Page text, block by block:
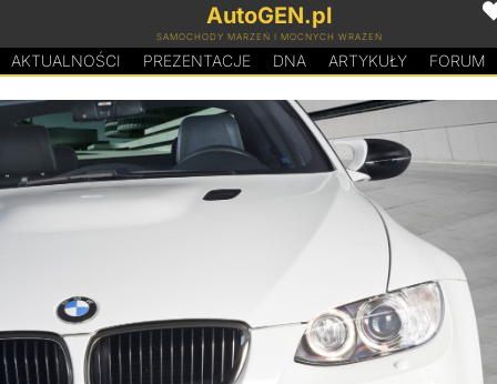
AutoGEN.pl
SAMOCHODY MARZEŃ I MOCNYCH WRAŻEŃ
AKTUALNOŚCI PREZENTACJE DNA ARTYKUŁY FORUM